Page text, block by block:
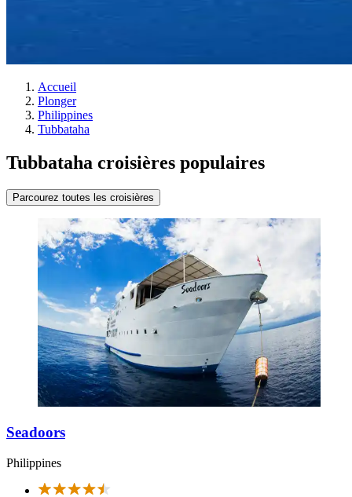
Accueil
Plonger
Philippines
Tubbataha
Tubbataha croisières populaires
Parcourez toutes les croisières
Seadoors
Philippines